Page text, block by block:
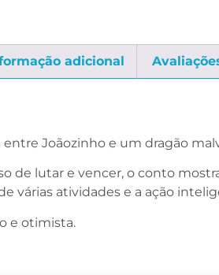
adicional
entre Joãozinho e um dragão
de lutar e vencer, o conto
várias atividades e a ação
e otimista.